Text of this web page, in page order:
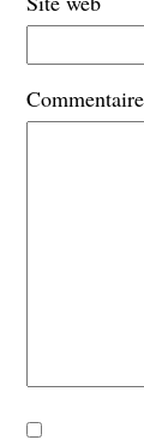
Commentaire